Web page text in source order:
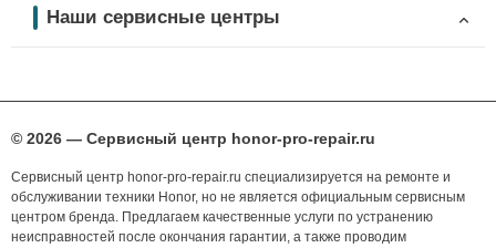
Наши сервисные центры
© 2026 — Сервисный центр honor-pro-repair.ru
Сервисный центр honor-pro-repair.ru специализируется на ремонте и
обслуживании техники Honor, но не является официальным сервисным
центром бренда. Предлагаем качественные услуги по устранению
неисправностей после окончания гарантии, а также проводим